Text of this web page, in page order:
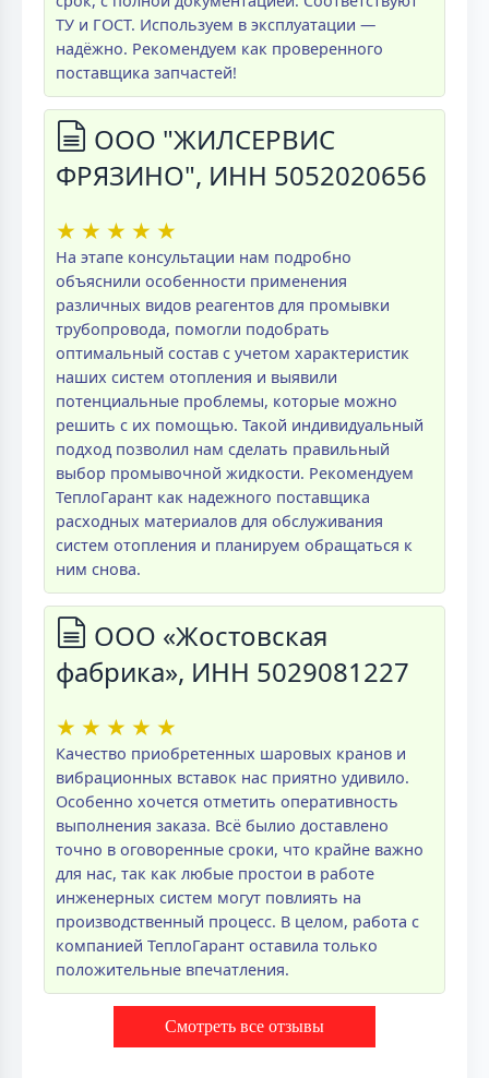
ТУ и ГОСТ. Используем в эксплуатации —
надёжно. Рекомендуем как проверенного
поставщика запчастей!
ООО "ЖИЛСЕРВИС
ФРЯЗИНО", ИНН 5052020656
★ ★ ★ ★ ★
На этапе консультации нам подробно
объяснили особенности применения
различных видов реагентов для промывки
трубопровода, помогли подобрать
оптимальный состав с учетом характеристик
наших систем отопления и выявили
потенциальные проблемы, которые можно
решить с их помощью. Такой индивидуальный
подход позволил нам сделать правильный
выбор промывочной жидкости. Рекомендуем
ТеплоГарант как надежного поставщика
расходных материалов для обслуживания
систем отопления и планируем обращаться к
ним снова.
ООО «Жостовская
фабрика», ИНН 5029081227
★ ★ ★ ★ ★
Качество приобретенных шаровых кранов и
вибрационных вставок нас приятно удивило.
Особенно хочется отметить оперативность
выполнения заказа. Всё былио доставлено
точно в оговоренные сроки, что крайне важно
для нас, так как любые простои в работе
инженерных систем могут повлиять на
производственный процесс. В целом, работа с
компанией ТеплоГарант оставила только
положительные впечатления.
Смотреть все отзывы